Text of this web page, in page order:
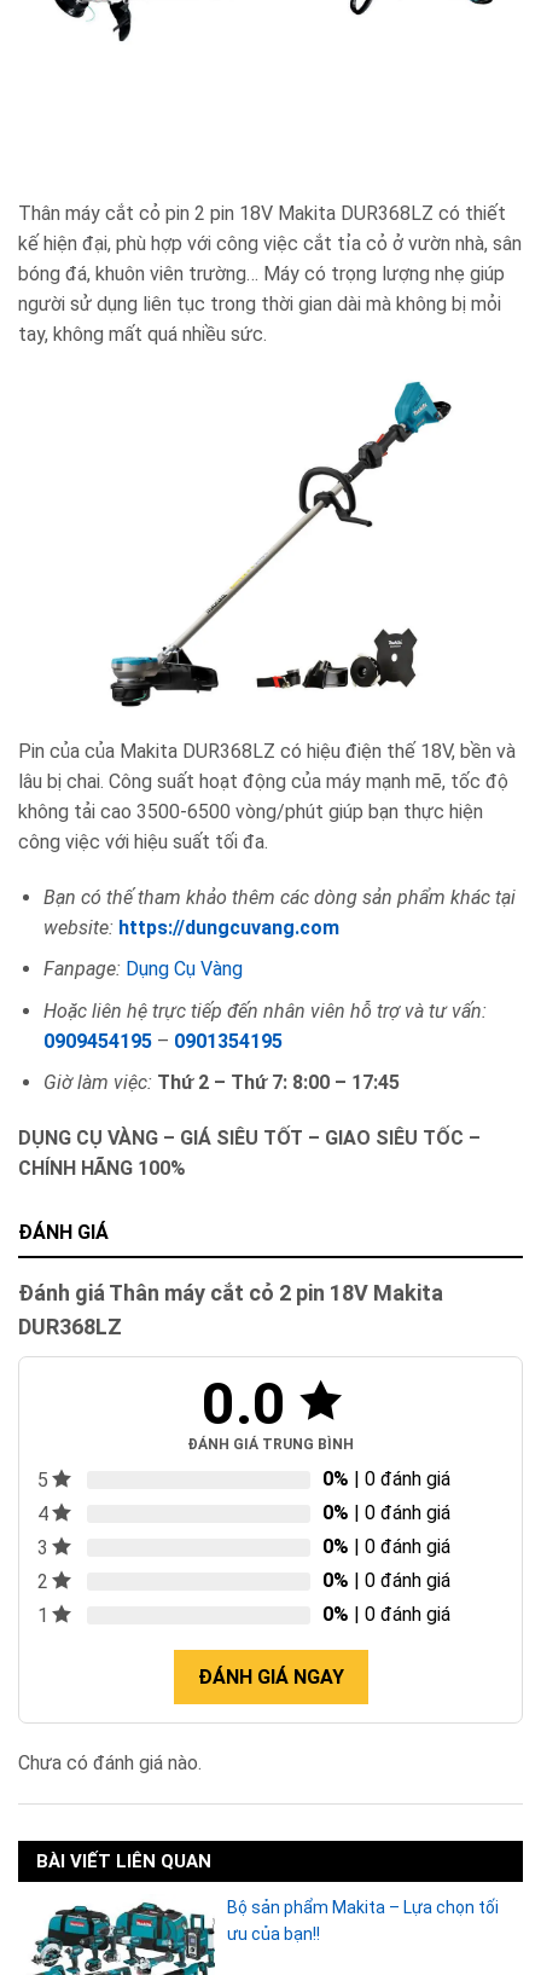
Thân máy cắt cỏ pin 2 pin 18V Makita DUR368LZ có thiết
kế hiện đại, phù hợp với công việc cắt tỉa cỏ ở vườn nhà, sân
bóng đá, khuôn viên trường… Máy có trọng lượng nhẹ giúp
người sử dụng liên tục trong thời gian dài mà không bị mỏi
tay, không mất quá nhiều sức.
Pin của của Makita DUR368LZ có hiệu điện thế 18V, bền và
lâu bị chai. Công suất hoạt động của máy mạnh mẽ, tốc độ
không tải cao 3500-6500 vòng/phút giúp bạn thực hiện
công việc với hiệu suất tối đa.
Bạn có thế tham khảo thêm các dòng sản phẩm khác tại
website: https://dungcuvang.com
Fanpage: Dụng Cụ Vàng
Hoặc liên hệ trực tiếp đến nhân viên hỗ trợ và tư vấn:
0909454195– 0901354195
Giờ làm việc: Thứ 2 – Thứ 7: 8:00 – 17:45
DỤNG CỤ VÀNG – GIÁ SIÊU TỐT – GIAO SIÊU TỐC –
CHÍNH HÃNG 100%
ĐÁNH GIÁ
Đánh giá Thân máy cắt cỏ 2 pin 18V Makita
DUR368LZ
0.0
ĐÁNH GIÁ TRUNG BÌNH
5 0% | 0 đánh giá
4
0% | 0 đánh giá
3
0% | 0 đánh giá
2
0% | 0 đánh giá
1
0% | 0 đánh giá
ĐÁNH GIÁ NGAY
Chưa có đánh giá nào.
BÀI VIẾT LIÊN QUAN
Bộ sản phẩm Makita – Lựa chọn tối
ưu của bạn!!